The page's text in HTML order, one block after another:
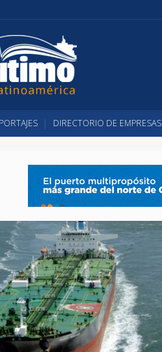
DIRECTORIO DE EMPRESAS